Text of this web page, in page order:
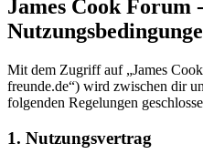
James Cook Forum -
Mit dem Zugriff auf „James
freunde.de“) wird zwischen dir
folgenden Regelungen
1. Nutzungsvertrag